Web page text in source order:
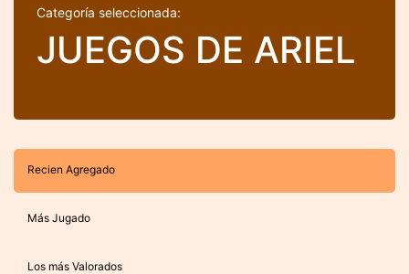
Categoría seleccionada:
JUEGOS DE ARIEL
Recien Agregado
Más Jugado
Los más Valorados